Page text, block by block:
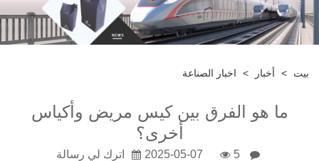
بيت > أخبار > اخبار الصناعة
ما هو الفرق بين كيس مريض وأكياس
أخرى؟
2025-05-07 5 اترك لي رسالة